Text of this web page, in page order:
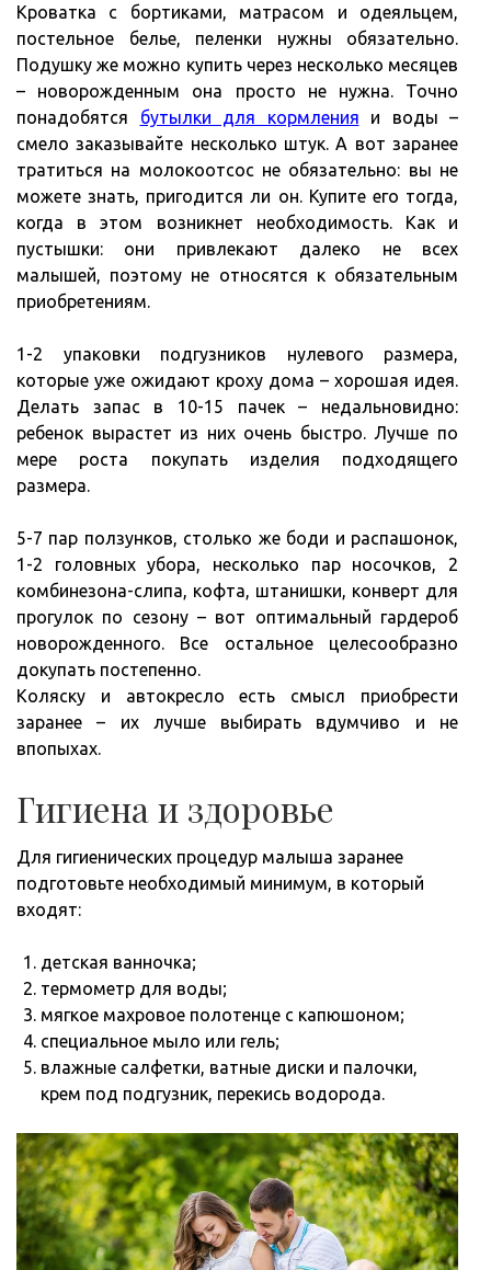
Кроватка с бортиками, матрасом и одеяльцем,
постельное белье, пеленки нужны обязательно.
Подушку же можно купить через несколько месяцев
– новорожденным она просто не нужна. Точно
понадобятся бутылки для кормления и воды –
смело заказывайте несколько штук. А вот заранее
тратиться на молокоотсос не обязательно: вы не
можете знать, пригодится ли он. Купите его тогда,
когда в этом возникнет необходимость. Как и
пустышки: они привлекают далеко не всех
малышей, поэтому не относятся к обязательным
приобретениям.
1-2 упаковки подгузников нулевого размера,
которые уже ожидают кроху дома – хорошая идея.
Делать запас в 10-15 пачек – недальновидно:
ребенок вырастет из них очень быстро. Лучше по
мере роста покупать изделия подходящего
размера.
5-7 пар ползунков, столько же боди и распашонок,
1-2 головных убора, несколько пар носочков, 2
комбинезона-слипа, кофта, штанишки, конверт для
прогулок по сезону – вот оптимальный гардероб
новорожденного. Все остальное целесообразно
докупать постепенно.
Коляску и автокресло есть смысл приобрести
заранее – их лучше выбирать вдумчиво и не
впопыхах.
Гигиена и здоровье
Для гигиенических процедур малыша заранее
подготовьте необходимый минимум, в который
входят:
детская ванночка;
термометр для воды;
мягкое махровое полотенце с капюшоном;
специальное мыло или гель;
влажные салфетки, ватные диски и палочки,
крем под подгузник, перекись водорода.